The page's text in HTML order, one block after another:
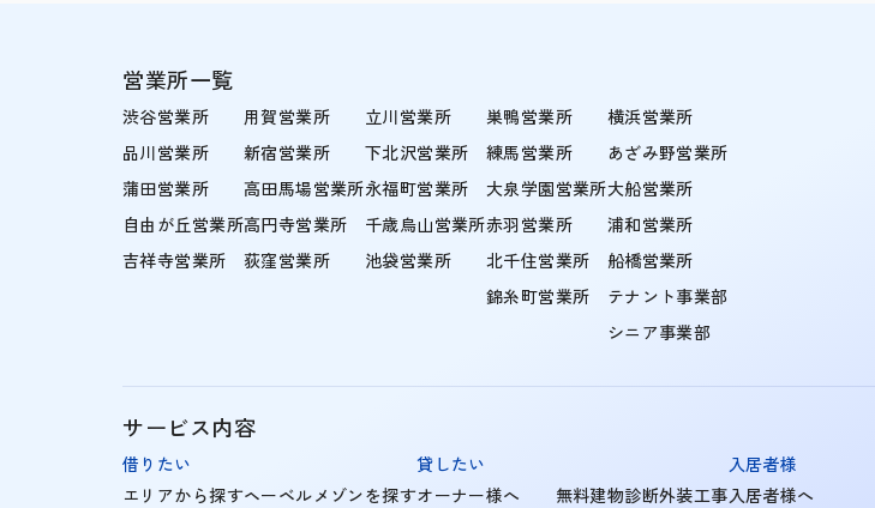
営業所一覧
渋谷営業所
品川営業所
蒲田営業所
自由が丘営業所
吉祥寺営業所
用賀営業所
新宿営業所
高田馬場営業所
高円寺営業所
荻窪営業所
立川営業所
下北沢営業所
永福町営業所
千歳烏山営業所
池袋営業所
巣鴨営業所
練馬営業所
大泉学園営業所
赤羽営業所
北千住営業所
錦糸町営業所
横浜営業所
あざみ野営業所
大船営業所
浦和営業所
船橋営業所
テナント事業部
シニア事業部
サービス内容
借りたい
エリアから探すヘーベルメゾンを探す
貸したい
オーナー様へ
無料建物診断外装工事
入居者様
入居者様へ